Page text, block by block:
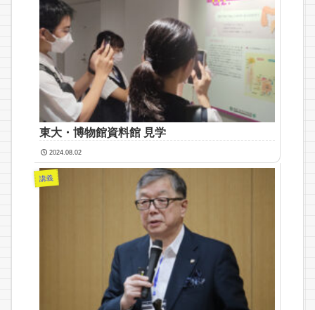
東大・博物館資料館 見学
2024.08.02
講義